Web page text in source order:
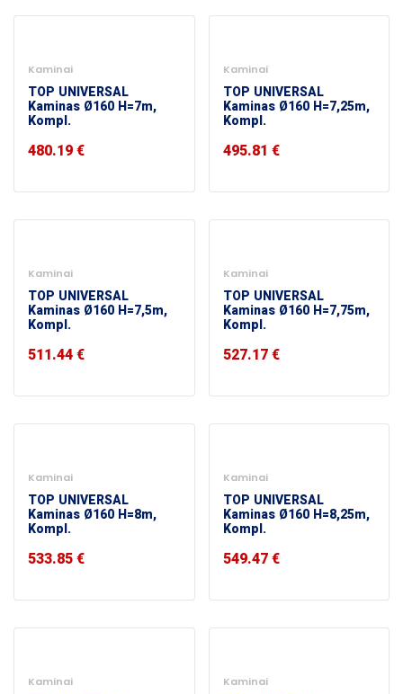
Kaminai
TOP UNIVERSAL
Kaminas Ø160 H=7m,
Kompl.
480.19€
Kaminai
TOP UNIVERSAL
Kaminas Ø160 H=7,25m,
Kompl.
495.81 €
Kaminai
TOP UNIVERSAL
Kaminas Ø160 H=7,5m,
Kompl.
511.44€
Kaminai
TOP UNIVERSAL
Kaminas Ø160 H=7,75m,
Kompl.
527.17€
Kaminai
TOP UNIVERSAL
Kaminas Ø160 H=8m,
Kompl.
533.85€
Kaminai
TOP UNIVERSAL
Kaminas Ø160 H=8,25m,
Kompl.
549.47€
Kaminai Kaminai